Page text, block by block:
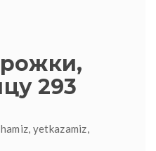
293
yetkazamiz,